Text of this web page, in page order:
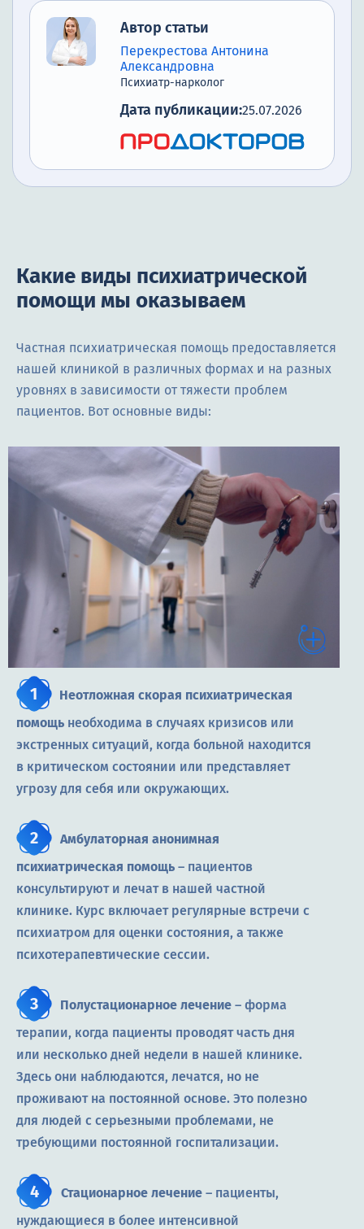
Автор статьи
Перекрестова Антонина
Александровна
Психиатр-нарколог
Дата публикации:25.07.2026
Какие виды психиатрической
помощи мы оказываем
Частная психиатрическая помощь предоставляется
нашей клиникой в различных формах и на разных
уровнях в зависимости от тяжести проблем
пациентов. Вот основные виды:
Неотложная скорая психиатрическая
помощь необходима в случаях кризисов или
экстренных ситуаций, когда больной находится
в критическом состоянии или представляет
угрозу для себя или окружающих.
Амбулаторная анонимная
психиатрическая помощь – пациентов
консультируют и лечат в нашей частной
клинике. Курс включает регулярные встречи с
психиатром для оценки состояния, а также
психотерапевтические сессии.
Полустационарное лечение – форма
терапии, когда пациенты проводят часть дня
или несколько дней недели в нашей клинике.
Здесь они наблюдаются, лечатся, но не
проживают на постоянной основе. Это полезно
для людей с серьезными проблемами, не
требующими постоянной госпитализации.
Стационарное лечение – пациенты,
нуждающиеся в более интенсивной